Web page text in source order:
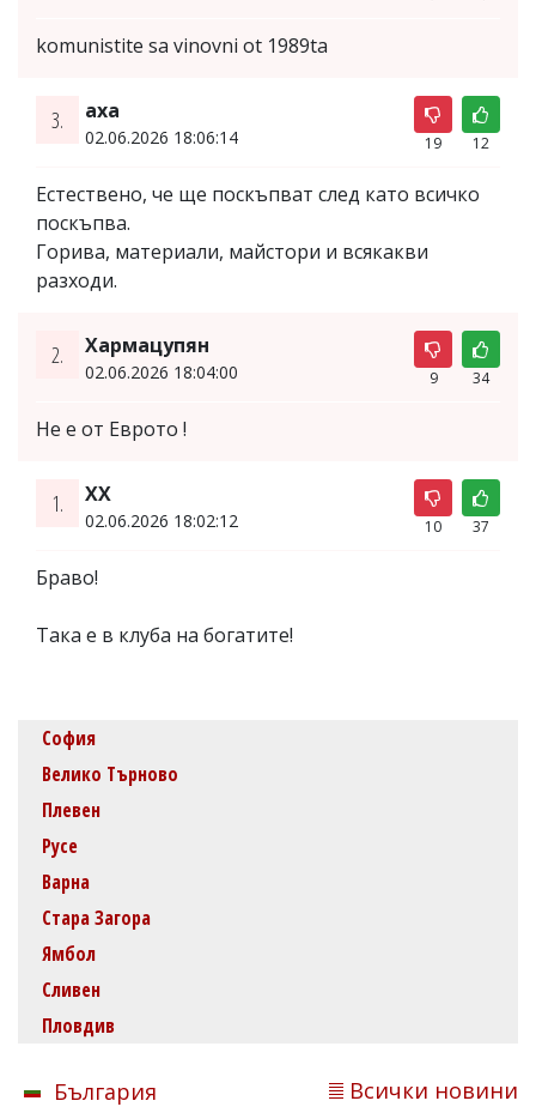
komunistite sa vinovni ot 1989ta
3. аха
02.06.2026 18:06:14 19 12
Естествено, че ще поскъпват след като всичко
поскъпва.
Горива, материали, майстори и всякакви
разходи.
2. Хармацупян
02.06.2026 18:04:00 9 34
Не е от Еврото !
1. XX
02.06.2026 18:02:12 10 37
Браво!
Така е в клуба на богатите!
София
Велико Търново
Плевен
Русе
Варна
Стара Загора
Ямбол
Сливен
Пловдив
България Всички новини